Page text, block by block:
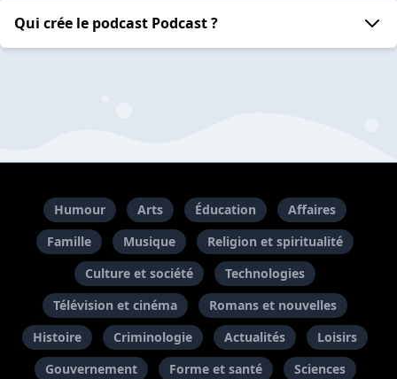
Qui crée le podcast Podcast ?
Humour Arts Éducation
Affaires
Famille
Musique
Religion et spiritualité
Culture et société
Technologies
Télévision et cinéma
Romans et nouvelles
Histoire
Criminologie Actualités
Loisirs
Gouvernement
Forme et santé
Sciences